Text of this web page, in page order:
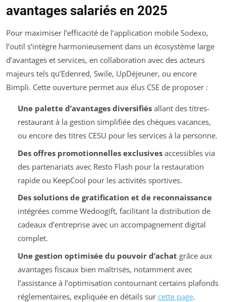
avantages salariés en 2025
Pour maximiser l’efficacité de l’application mobile Sodexo,
l’outil s’intègre harmonieusement dans un écosystème large
d’avantages et services, en collaboration avec des acteurs
majeurs tels qu’Edenred, Swile, UpDéjeuner, ou encore
Bimpli. Cette ouverture permet aux élus CSE de proposer :
Une palette d’avantages diversifiésallant des titres-
restaurant à la gestion simplifiée des chèques vacances,
ou encore des titres CESU pour les services à la personne.
Des offres promotionnelles exclusivesaccessibles via
des partenariats avec Resto Flash pour la restauration
rapide ou KeepCool pour les activités sportives.
Des solutions de gratification et de reconnaissance
intégrées comme Wedoogift, facilitant la distribution de
cadeaux d’entreprise avec un accompagnement digital
complet.
Une gestion optimisée du pouvoir d’achat grâce aux
avantages fiscaux bien maîtrisés, notamment avec
l’assistance à l’optimisation contournant certains plafonds
réglementaires, expliquée en détails sur cette page.